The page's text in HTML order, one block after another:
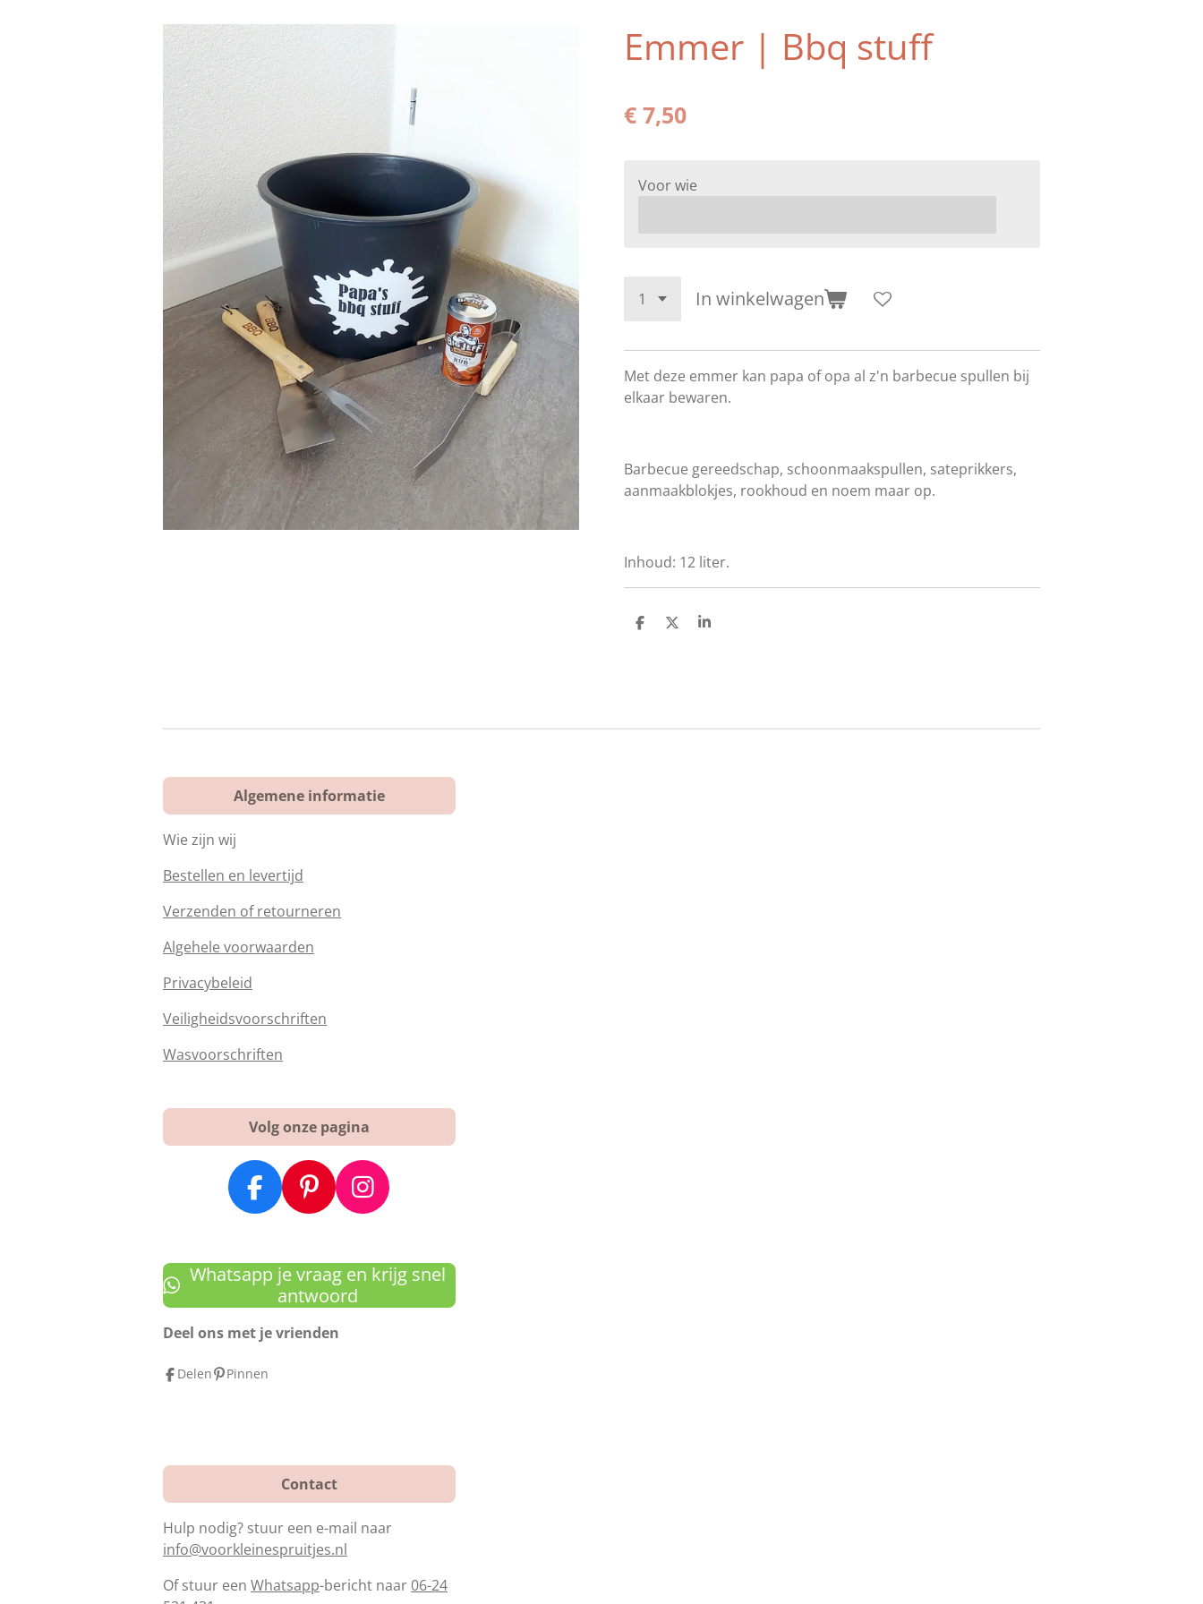
Emmer | Bbq stuff
€ 7,50
Voor wie
In winkelwagen
Met deze emmer kan papa of opa al z'n barbecue spullen bij
elkaar bewaren.
Barbecue gereedschap, schoonmaakspullen, sateprikkers,
aanmaakblokjes, rookhoud en noem maar op.
Inhoud: 12 liter.
D
D
S
Algemene informatie
Wie zijn wij
Bestellen en levertijd
Verzenden of retourneren
Algehele voorwaarden
Privacybeleid
Veiligheidsvoorschriften
Wasvoorschriften
Volg onze pagina
F
a
e
o
o
k
P
i
t
e
r
e
I
n
t
Whatsapp je vraag en krijg snel
antwoord
Deel ons met je vrienden
Delen Pinnen
Contact
Hulp nodig? stuur een e-mail naar
info@voorkleinespruitjes.nl
Of stuur een Whatsapp-bericht naar 06-24